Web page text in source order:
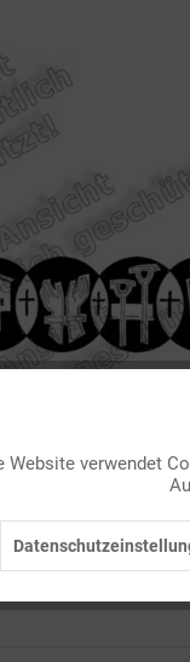
Website verwendet